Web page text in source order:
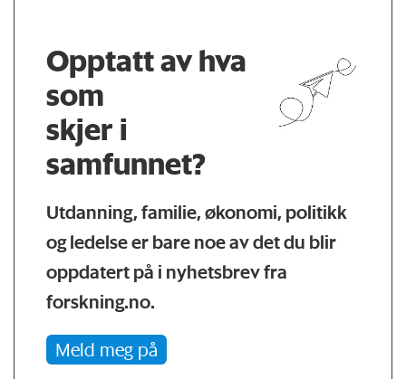
Opptatt av hva
som
skjer i
samfunnet?
Utdanning, familie, økonomi, politikk
og ledelse er bare noe av det du blir
oppdatert på i nyhetsbrev fra
forskning.no.
Meld meg på